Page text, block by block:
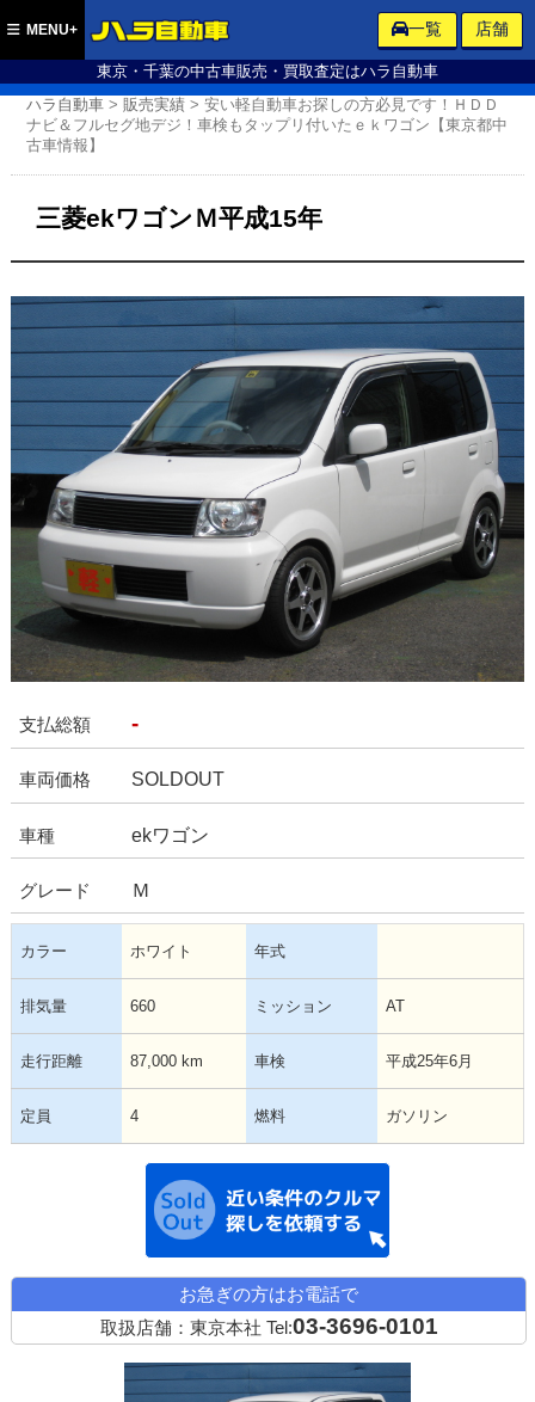
東京・千葉の中古車販売・買取査定はハラ自動車
MENU+ 一覧 店舗
ハラ自動車 >販売実績 >安い軽自動車お探しの方必見です！ＨＤＤ
ナビ＆フルセグ地デジ！車検もタップリ付いたｅｋワゴン【東京都中
古車情報】
三菱ekワゴンＭ平成15年
支払総額 -
車両価格 SOLDOUT
車種 ekワゴン
グレード Ｍ
カラー ホワイト 年式
排気量 660 ミッション AT
走行距離 87,000 km 車検 平成25年6月
定員 4 燃料 ガソリン
お急ぎの方はお電話で
取扱店舗：東京本社 Tel:03-3696-0101